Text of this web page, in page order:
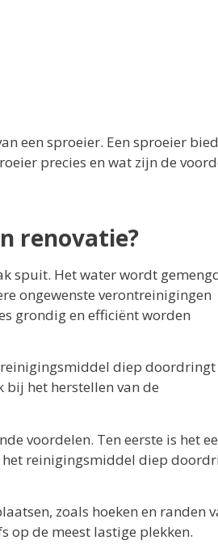
een sproeier. Een sproeier
precies en wat zijn de
renovatie?
spuit. Het water wordt
ongewenste verontreinigingen
grondig en efficiënt worden
diep doordringt
het herstellen van de
voordelen. Ten eerste is het
het reinigingsmiddel diep
zoals hoeken en randen
op de meest lastige plekken.